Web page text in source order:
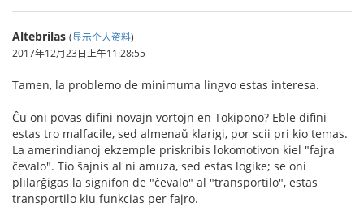
Altebrilas (显示个人资料)
2017年12月23日上午11:28:55
Tamen, la problemo de minimuma lingvo estas interesa.
Ĉu oni povas difini novajn vortojn en Tokipono? Eble difini
estas tro malfacile, sed almenaŭ klarigi, por scii pri kio temas.
La amerindianoj ekzemple priskribis lokomotivon kiel "fajra
ĉevalo". Tio ŝajnis al ni amuza, sed estas logike; se oni
plilarĝigas la signifon de "ĉevalo" al "transportilo", estas
transportilo kiu funkcias per fajro.